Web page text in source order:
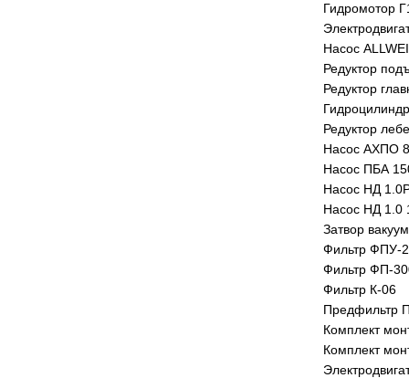
Гидромотор
Насос
Редуктор
Редуктор
Редуктор
Насос АХПО
Насос ПБА
Насос НД
Насос НД 1.0
Затвор
Фильтр ФПУ-
Фильтр ФП-
Фильтр К-06
Предфильтр
Комплект
Комплект